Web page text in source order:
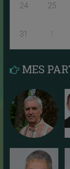
24 25
31
MES